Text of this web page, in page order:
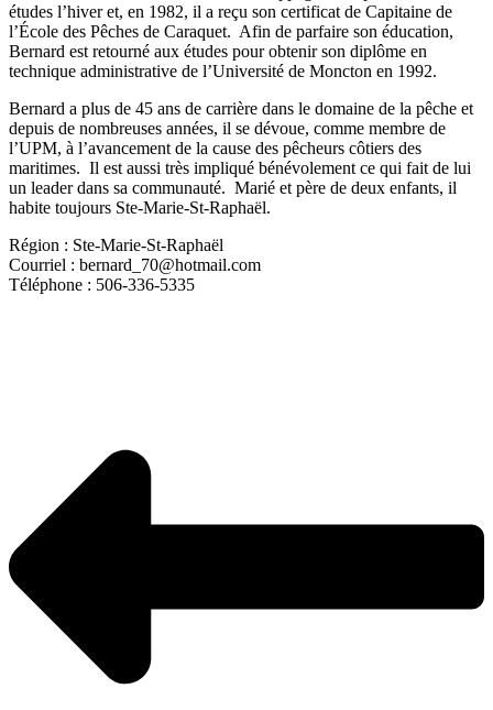
études l’hiver et, en 1982, il a reçu son certificat de Capitaine de
l’École des Pêches de Caraquet. Afin de parfaire son éducation,
Bernard est retourné aux études pour obtenir son diplôme en
technique administrative de l’Université de Moncton en 1992.
Bernard a plus de 45 ans de carrière dans le domaine de la pêche et
depuis de nombreuses années, il se dévoue, comme membre de
l’UPM, à l’avancement de la cause des pêcheurs côtiers des
maritimes. Il est aussi très impliqué bénévolement ce qui fait de lui
un leader dans sa communauté. Marié et père de deux enfants, il
habite toujours Ste-Marie-St-Raphaël.
Région : Ste-Marie-St-Raphaёl
Courriel : bernard_70@hotmail.com
Téléphone : 506-336-5335